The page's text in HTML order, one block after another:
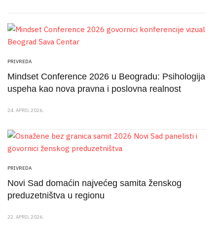
PRIVREDA
Mindset Conference 2026 u Beogradu: Psihologija
uspeha kao nova pravna i poslovna realnost
24. APRIL 2026.
PRIVREDA
Novi Sad domaćin najvećeg samita ženskog
preduzetništva u regionu
22. APRIL 2026.